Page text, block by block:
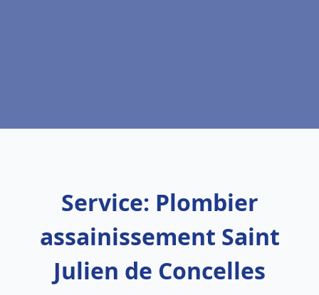
Service: Plombier
assainissement Saint
Julien de Concelles